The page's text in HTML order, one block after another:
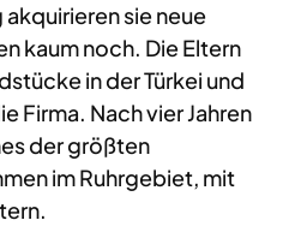
sie neue
kaum noch. Die Eltern
in der Türkei und
Firma. Nach vier Jahren
der größten
im Ruhrgebiet, mit